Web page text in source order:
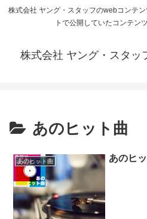
株式会社 ヤング・スタッフのwebコンテ
トで公開していたコンテン
株式会社 ヤング・スタッ
あのヒット曲
あのヒット曲 あのヒ